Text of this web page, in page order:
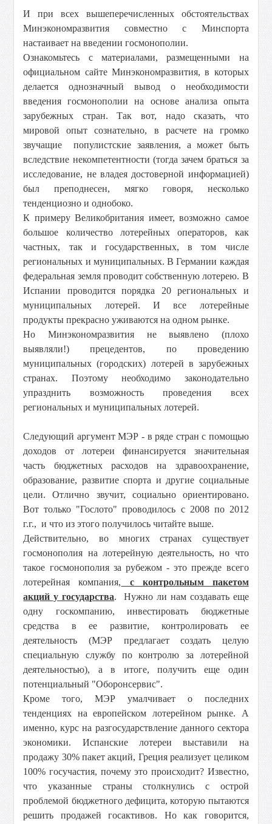
И при всех вышеперечисленных обстоятельствах
Минэкономразвития совместно с Минспорта
настаивает на введении госмонополии.
Ознакомьтесь с материалами, размещенными на
официальном сайте Минэкономразвития, в которых
делается однозначный вывод о необходимости
введения госмонополии на основе анализа опыта
зарубежных стран. Так вот, надо сказать, что
мировой опыт сознательно, в расчете на громко
звучащие популистские заявления, а может быть
вследствие некомпетентности (тогда зачем браться за
исследование, не владея достоверной информацией)
был преподнесен, мягко говоря, несколько
тенденциозно и однобоко.
К примеру Великобритания имеет, возможно самое
большое количество лотерейных операторов, как
частных, так и государственных, в том числе
региональных и муниципальных. В Германии каждая
федеральная земля проводит собственную лотерею. В
Испании проводится порядка 20 региональных и
муниципальных лотерей. И все лотерейные
продукты прекрасно уживаются на одном рынке.
Но Минэкономразвития не выявлено (плохо
выявляли!) прецедентов, по проведению
муниципальных (городских) лотерей в зарубежных
странах. Поэтому необходимо законодательно
упразднить возможность проведения всех
региональных и муниципальных лотерей.
Следующий аргумент МЭР - в ряде стран с помощью
доходов от лотереи финансируется значительная
часть бюджетных расходов на здравоохранение,
образование, развитие спорта и другие социальные
цели. Отлично звучит, социально ориентировано.
Вот только "Гослото" проводилось с 2008 по 2012
г.г., и что из этого получилось читайте выше.
Действительно, во многих странах существует
госмонополия на лотерейную деятельность, но что
такое госмонополия за рубежом - это прежде всего
лотерейная компания, с контрольным пакетом
акций у государства. Нужно ли нам создавать еще
одну госкомпанию, инвестировать бюджетные
средства в ее развитие, контролировать ее
деятельность (МЭР предлагает создать целую
специальную службу по контролю за лотерейной
деятельностью), а в итоге, получить еще один
потенциальный "Оборонсервис".
Кроме того, МЭР умалчивает о последних
тенденциях на европейском лотерейном рынке. А
именно, курс на разгосударствление данного сектора
экономики. Испанские лотереи выставили на
продажу 30% пакет акций, Греция реализует целиком
100% госучастия, почему это происходит? Известно,
что указанные страны столкнулись с острой
проблемой бюджетного дефицита, которую пытаются
решить продажей госактивов. Но как говорится,